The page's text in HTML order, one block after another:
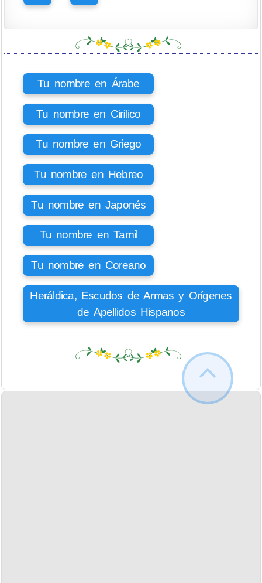
Tu nombre en Árabe
Tu nombre en Cirílico
Tu nombre en Griego
Tu nombre en Hebreo
Tu nombre en Japonés
Tu nombre en Tamil
Tu nombre en Coreano
Heráldica, Escudos de Armas y Orígenes
de Apellidos Hispanos